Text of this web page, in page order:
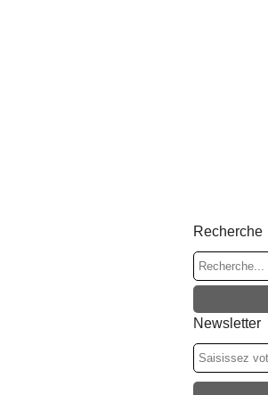
Recherche
Newsletter